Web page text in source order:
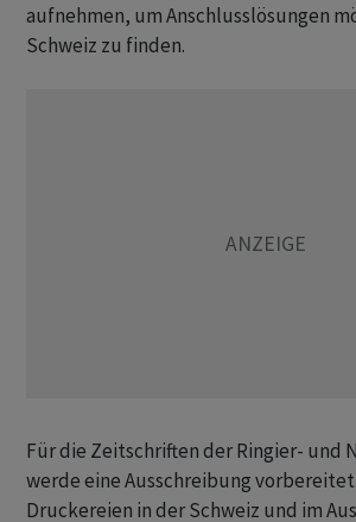
aufnehmen, um Anschlusslösungen
Schweiz zu finden.
Für die Zeitschriften der Ringier- und
werde eine Ausschreibung
Druckereien in der Schweiz und im